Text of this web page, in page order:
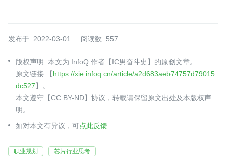
发布于: 2022-03-01 阅读数: 557
版权声明: 本文为 InfoQ 作者【IC男奋斗史】的原创文章。
原文链接:【https://xie.infoq.cn/article/a2d683aeb74757d79015
dc527】。
本文遵守【CC BY-ND】协议，转载请保留原文出处及本版权声
明。
如对本文有异议，可点此反馈
职业规划 芯片行业思考